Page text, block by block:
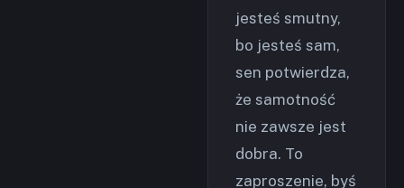
jesteś smutny,
bo jesteś sam,
sen potwierdza,
że samotność
nie zawsze jest
dobra. To
zaproszenie, byś